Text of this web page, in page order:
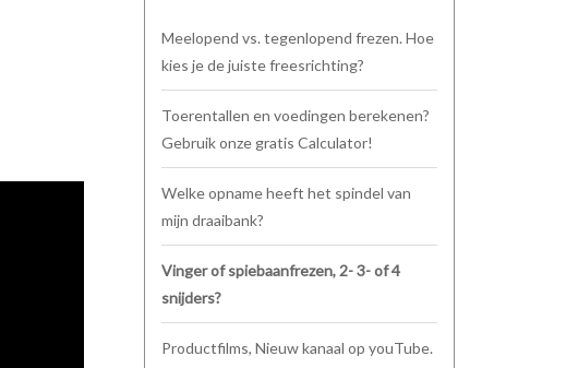
Meelopend vs. tegenlopend frezen. Hoe
kies je de juiste freesrichting?
Toerentallen en voedingen berekenen?
Gebruik onze gratis Calculator!
Welke opname heeft het spindel van
mijn draaibank?
Vinger of spiebaanfrezen, 2- 3- of 4
snijders?
Productfilms, Nieuw kanaal op youTube.